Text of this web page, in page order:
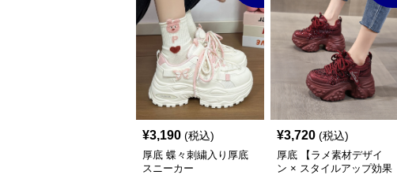
¥3,190 (税込)
厚底 蝶々刺繍入り厚底
スニーカー
¥3,720 (税込)
厚底 【ラメ素材デザイ
ン × スタイルアップ効果